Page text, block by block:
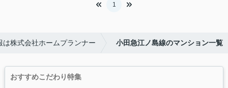
1
株式会社ホームプランナー 小田急江ノ島線のマンション一覧
おすすめこだわり特集